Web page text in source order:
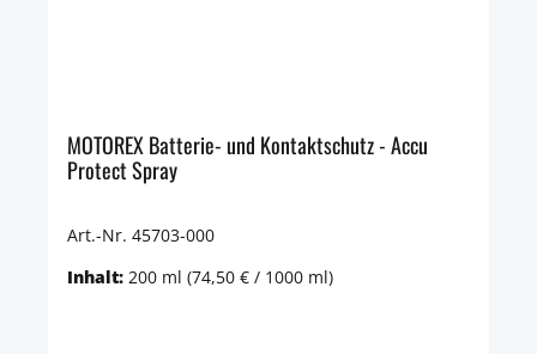
MOTOREX Batterie- und Kontaktschutz - Accu
Protect Spray
Art.-Nr. 45703-000
Inhalt: 200 ml (74,50 € / 1000 ml)